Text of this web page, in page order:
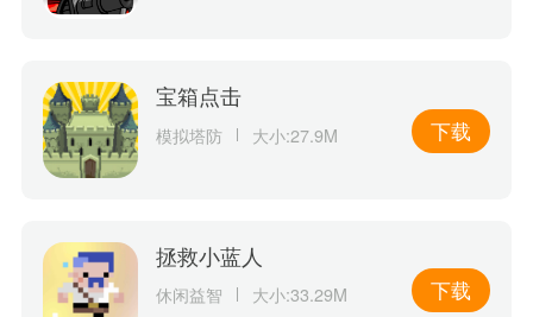
宝箱点击
模拟塔防 大小:27.9M 下载
拯救小蓝人
休闲益智 大小:33.29M 下载